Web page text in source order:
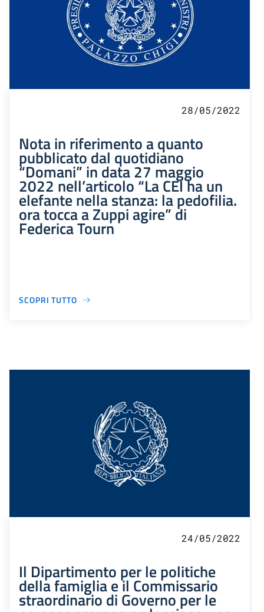
28/05/2022
Nota in riferimento a quanto
pubblicato dal quotidiano
“Domani” in data 27 maggio
2022 nell’articolo “La CEI ha un
elefante nella stanza: la pedofilia.
ora tocca a Zuppi agire” di
Federica Tourn
SCOPRI TUTTO
24/05/2022
Il Dipartimento per le politiche
della famiglia e il Commissario
straordinario di Governo per le